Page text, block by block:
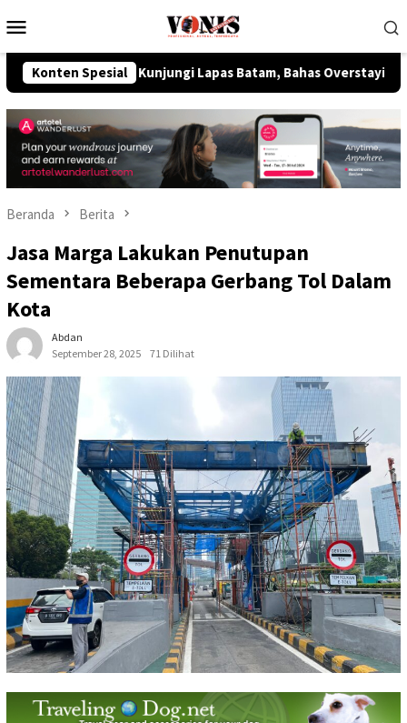
ke
Mobile
Konten Spesial
Kunjungi Lapas Batam, Bahas Overstaying dan KUHP Baru
Beranda Berita
Jasa Marga Lakukan Penutupan
Sementara Beberapa Gerbang Tol Dalam
Kota
Abdan
September 28, 2025
71 Dilihat